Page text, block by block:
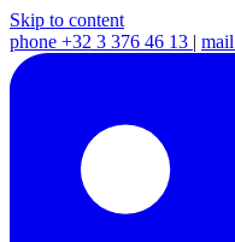
Skip to content
phone +32 3 376 46 13 | mail